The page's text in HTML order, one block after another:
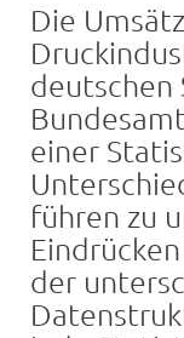
Die
deutschen
einer
führen zu
der